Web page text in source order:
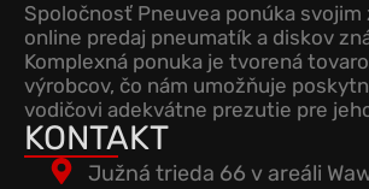
Spoločnosť Pneuvea ponúka svojim
online predaj pneumatík a diskov
Komplexná ponuka je tvorená
výrobcov, čo nám umožňuje
vodičovi adekvátne prezutie pre
KONTAKT
Južná trieda 66 v areáli